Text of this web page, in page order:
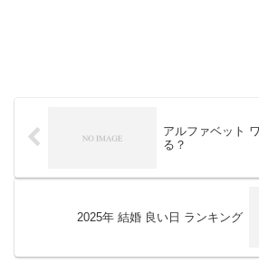
アルファベット
る？
2025年 結婚 良い日 ランキング